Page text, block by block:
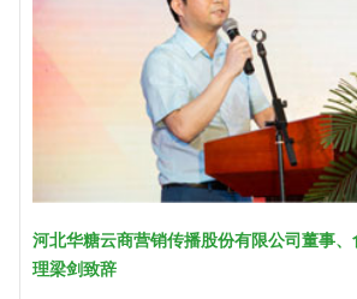
河北华糖云商营销传播股份有限公司董事
理梁剑致辞